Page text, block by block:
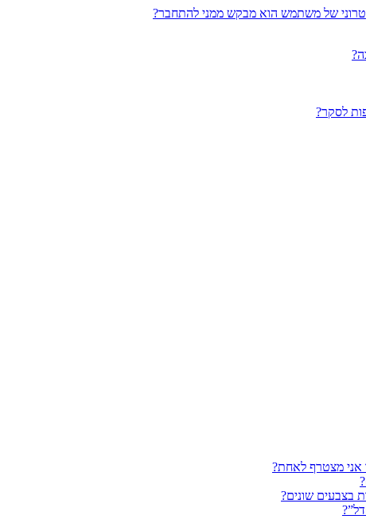
של משתמש הוא מבקש ממני להתחבר?
לסקר?
אני מצטרף לאחת?
בצבעים שונים?